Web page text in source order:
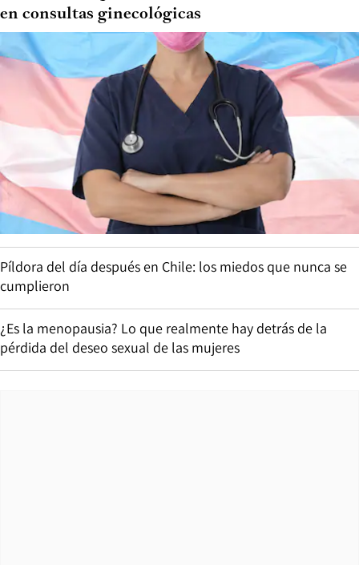
en consultas ginecológicas
Píldora del día después en Chile: los miedos que nunca se
cumplieron
¿Es la menopausia? Lo que realmente hay detrás de la
pérdida del deseo sexual de las mujeres